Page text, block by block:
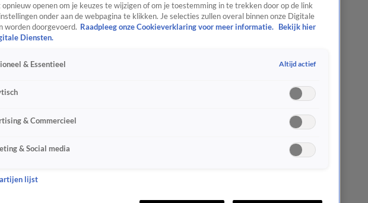
opnieuw openen om je keuzes te wijzigen of om je toestemming in te trekken door op de link
onder aan de webpagina te klikken. Je selecties zullen overal binnen onze Digitale
worden doorgevoerd. Raadpleeg onze Cookieverklaring voor meer informatie. Bekijk hier
Diensten.
& Essentieel Altijd actief
& Commercieel
& Social media
lijst